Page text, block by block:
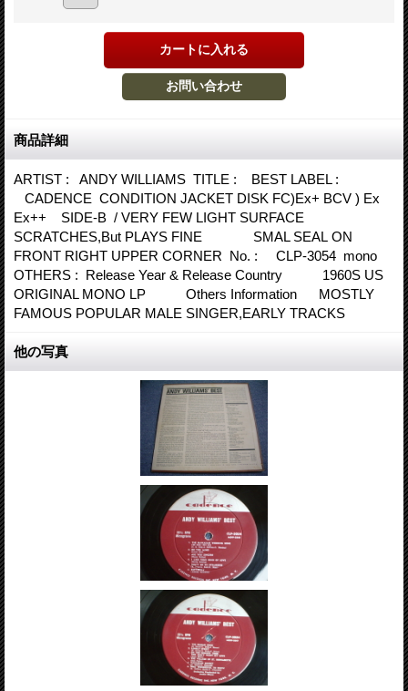
商品詳細
ARTIST : ANDY WILLIAMS TITLE : BEST LABEL :
CADENCE CONDITION JACKET DISK FC)Ex+ BCV ) Ex
Ex++ SIDE-B / VERY FEW LIGHT SURFACE
SCRATCHES,But PLAYS FINE SMAL SEAL ON
FRONT RIGHT UPPER CORNER No. : CLP-3054 mono
OTHERS : Release Year & Release Country 1960S US
ORIGINAL MONO LP Others Information MOSTLY
FAMOUS POPULAR MALE SINGER,EARLY TRACKS
他の写真